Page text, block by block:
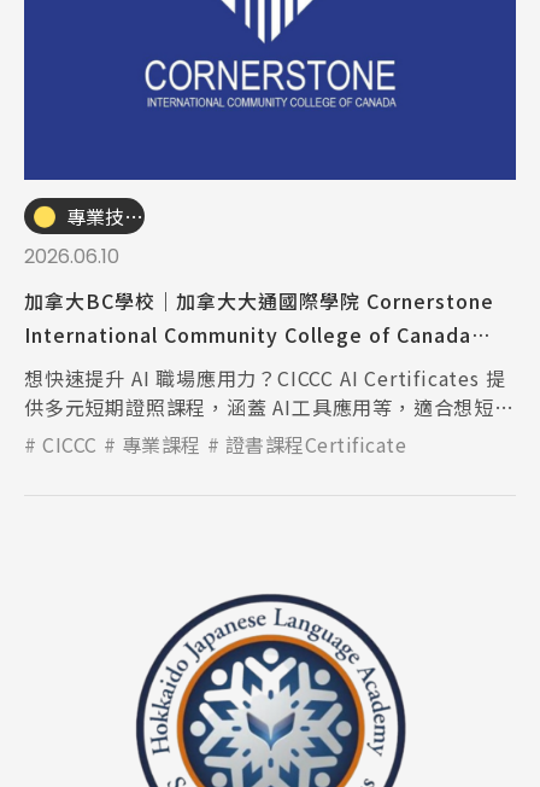
專業技職｜海外工讀
2026.06.10
加拿大BC學校｜加拿大大通國際學院 Cornerstone
International Community College of Canada
(CICCC) - AI人工智慧證照課程推薦
想快速提升 AI 職場應用力？CICCC AI Certificates 提
供多元短期證照課程，涵蓋 AI工具應用等，適合想短期
進修！
CICCC 專業課程 證書課程Certificate